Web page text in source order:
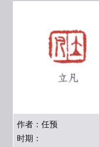
作者：任预
时期：